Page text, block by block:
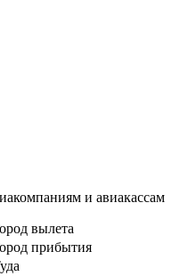
и авиакассам
вылета
прибытия